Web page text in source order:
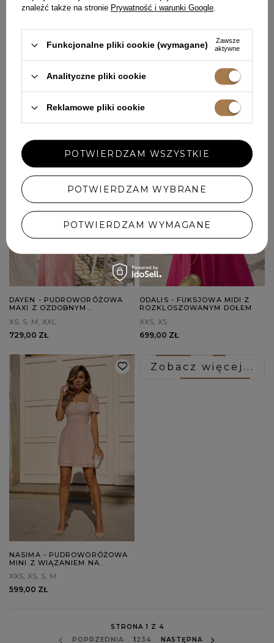
FAUSTA - RÓŻOWA SUKIENKA
899,00 ZŁ
LORRAINE - KOMPLET TOP +
XXL
699,00 ZŁ
DAYEN - PUDROWORÓŻOWA
MAXI Z OZDOBNYM
XS S M XXL
729,00 ZŁ
ODALIS - FUKSJOWA MIDI Z
ROZKLOSZOWANYM DOŁEM
XXS XS
699,00 ZŁ
NASIMA - PUDROWORÓŻOWA
MINI Z WIĄZANIEM NA
XXS XS S M
599,00 ZŁ
Zobacz więcej...
STRONA 1 Z 4
POPRZEDNIA
1 2 3 4 NASTĘPNA
znaleźć także na stronie Prywatność i warunki Google.
Funkcjonalne pliki cookie (wymagane)
Zawsze
aktywne
Analityczne pliki cookie
Reklamowe pliki cookie
POTWIERDZAM WYBRANE
POTWIERDZAM WYMAGANE
POTWIERDZAM WSZYSTKIE